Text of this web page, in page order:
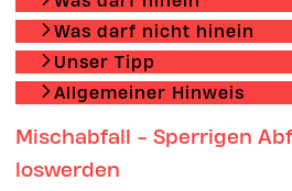
Was darf nicht hinein
Unser Tipp
Allgemeiner Hinweis
Mischabfall - Sperrigen
loswerden